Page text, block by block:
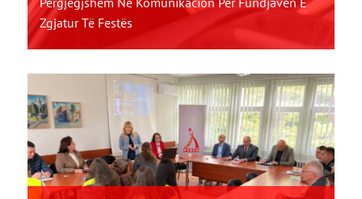
Zgjatur Të Festës